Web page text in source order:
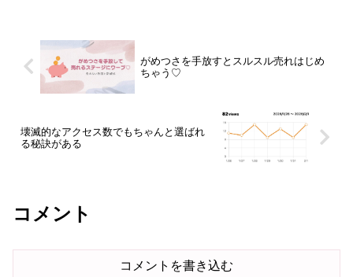
がめつさを手放すとスルスル売れはじめ
ちゃう♡
壊滅的なアクセス数でもちゃんと選ばれ
る秘訣がある
コメント
コメントを書き込む